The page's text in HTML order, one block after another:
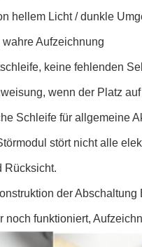
hellem Licht / dunkle
Aufzeichnung
keine fehlenden
wenn der Platz
Schleife für allgemeine
stört nicht alle
Rücksicht.
der
funktioniert,